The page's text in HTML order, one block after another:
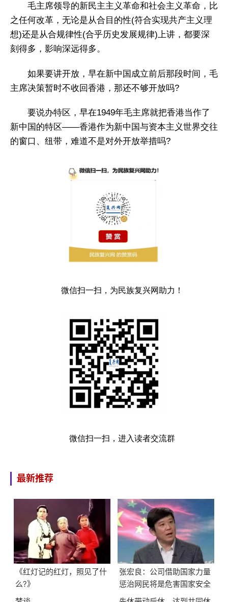
毛主席领导的新民主主义革命和社会主义革命，比
之任何改革，无论是从合目的性(符合实现共产主义理
想)还是从合规律性(合乎历史发展规律)上讲，都要深
刻得多，影响深远得多。
如果要讲开放，早在新中国成立前后那段时间，毛
主席决策暂时不收回香港，那还不够开放吗?
要说办特区，早在1949年毛主席就把香港当作了
新中国的特区——香港作为新中国与资本主义世界交往
的窗口、纽带，难道不是对外开放举措吗?
微信扫一扫，为民族复兴网助力！
微信扫一扫，进入读者交流群
最新推荐
《红灯记的红灯，照见了什
么?》
张宏良：公司借助国家力量
惩治网民将是危害国家安全
的最大隐患